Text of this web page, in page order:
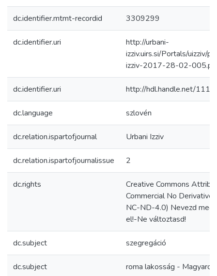
dc.identifier.mtmt-recordid 3309299
dc.identifier.uri
http://urbani-
izziv.uirs.si/Portals/uizziv/
izziv-2017-28-02-
dc.identifier.uri http://hdl.handle.net/
dc.language szlovén
dc.relation.ispartofjournal Urbani Izziv
dc.relation.ispartofjournalissue 2
dc.rights
Creative Commons
Commercial No
NC-ND-4.0) Nevezd
el!-Ne változtasd!
dc.subject szegregáció
dc.subject roma lakosság -